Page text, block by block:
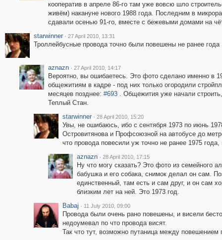
кооператив в апреле 86-го там уже вовсю шло
живём) накануне нового 1988 года. Последним в
сдавали осенью 91-го, вместе с бежевыми домами на
starwinner · 27 April 2010, 13:31
Троллейбусные провода точно были повешены не ранее года
aznazn · 27 April 2010, 14:17
Вероятно, вы ошибаетесь. Это фото сделано именно в
общежитиям в кадре - под них только огородили
месяцев позднее: #693. Общежития уже начали строить,
Теплый Стан.
starwinner · 28 April 2010, 15:20
Увы, не ошибаюсь, ибо с сентября 1973 по июнь
Островитянова и Профсоюзной на автобусе до
что провода повесили уж точно не ранее 1975
aznazn · 28 April 2010, 17:15
Ну что могу сказать? Это фото из семейного
бабушка и его собака, снимок делал он сам.
единственный, там есть и сам друг, и он сам
близким лет на ней. Это 1973 год.
Babaj · 11 July 2010, 09:00
Провода были очень рано повешены, и висели
недоумевал по что провода висят.
Так что тут, возможно путаница между